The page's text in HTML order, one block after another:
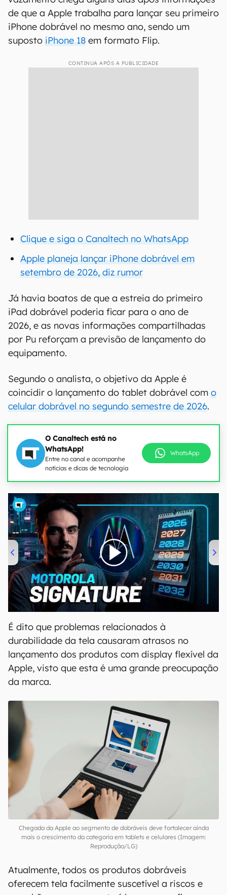
de que a Apple trabalha para lançar seu primeiro
iPhone dobrável no mesmo ano, sendo um
suposto iPhone 18 em formato Flip.
CONTINUA APÓS A PUBLICIDADE
Clique e siga o Canaltech no WhatsApp
Apple planeja lançar iPhone dobrável em
setembro de 2026, diz rumor
Já havia boatos de que a estreia do primeiro
iPad dobrável poderia ficar para o ano de
2026, e as novas informações compartilhadas
por Pu reforçam a previsão de lançamento do
equipamento.
Segundo o analista, o objetivo da Apple é
coincidir o lançamento do tablet dobrável com o
celular dobrável no segundo semestre de 2026.
O Canaltech está no
WhatsApp!
Entre no canal e acompanhe
notícias e dicas de tecnologia
WhatsApp
00:00/20:46
É dito que problemas relacionados à
durabilidade da tela causaram atrasos no
lançamento dos produtos com display flexível da
Apple, visto que esta é uma grande preocupação
da marca.
Chegada da Apple ao segmento de dobráveis deve fortalecer ainda
mais o crescimento da categoria em tablets e celulares (Imagem:
Reprodução/LG)
Atualmente, todos os produtos dobráveis
oferecem tela facilmente suscetível a riscos e